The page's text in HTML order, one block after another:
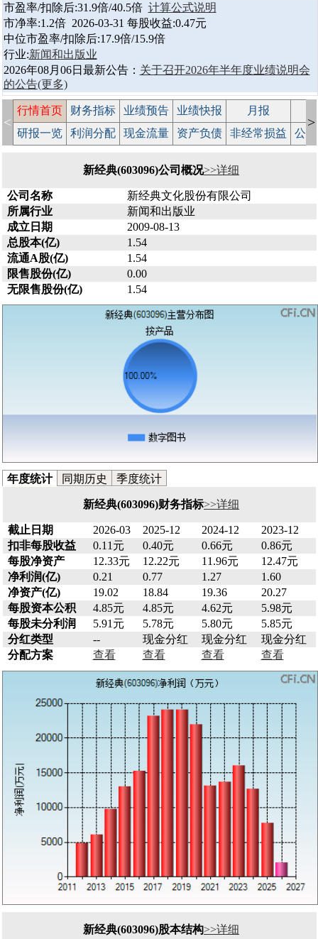
市盈率/扣除后:31.9倍/40.5倍 计算公式说明
市净率:1.2倍 2026-03-31 每股收益:0.47元
中位市盈率/扣除后:17.9倍/15.9倍
行业:新闻和出版业
2026年08月06日最新公告： 关于召开2026年半年度业绩说明会
的公告(更多)
<
行情首页 财务指标 业绩预告 业绩快报 月报
研报一览
利润分配 现金流量 资产负债 非经常损益 公
>
新经典(603096)公司概况>>详细
公司名称
新经典文化股份有限公司
所属行业
新闻和出版业
成立日期
2009-08-13
总股本(亿)
1.54
流通A股(亿)
1.54
限售股份(亿)
0.00
无限售股份(亿)
1.54
年度统计 同期历史 季度统计
新经典(603096)财务指标>>详细
截止日期 2026-03 2025-12 2024-12
2023-12
扣非每股收益
0.11元 0.40元 0.66元
0.86元
每股净资产
12.33元 12.22元 11.96元
12.47元
净利润(亿)
0.21 0.77 1.27
1.60
净资产(亿)
19.02 18.84 19.36
20.27
每股资本公积
4.85元 4.85元 4.62元
5.98元
每股未分利润
5.91元 5.78元 5.80元
5.85元
分红类型
-- 现金分红 现金分红
现金分红
分配方案
查看 查看 查看 查看
新经典(603096)股本结构>>详细